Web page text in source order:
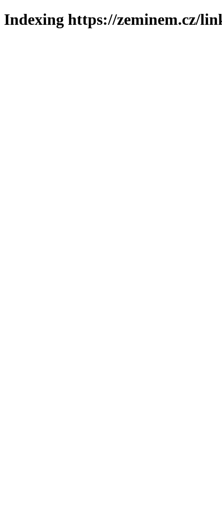
Indexing https://zeminem.cz/